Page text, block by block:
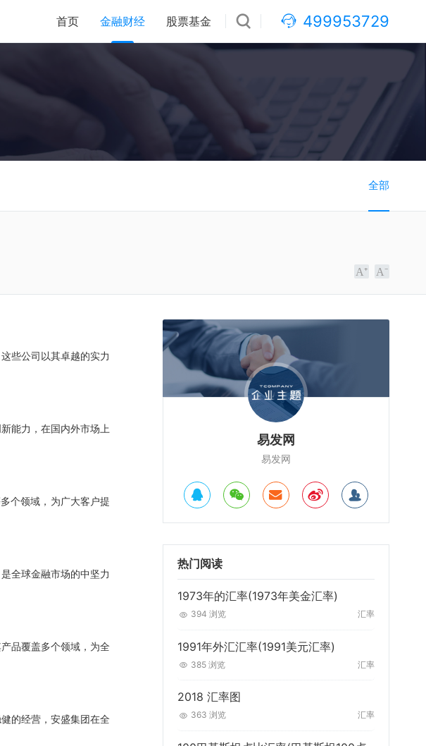
499953729
首页 金融财经 股票基金
全部
些公司以其卓越的实力
能力，在国内外市场上
个领域，为广大客户提
全球金融市场的中坚力
品覆盖多个领域，为全
的经营，安盛集团在全
易发网
易发网
热门阅读
1973年的汇率(1973年美金汇率)
394 浏览 汇率
1991年外汇汇率(1991美元汇率)
385 浏览 汇率
2018 汇率图
363 浏览 汇率